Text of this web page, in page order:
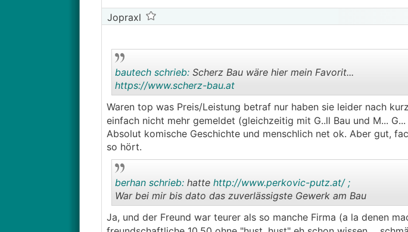
..
Jopraxl
.
bautech schrieb:Scherz Bau wäre hier mein Favorit...
https://www.scherz-bau.at
Waren top was Preis/Leistung betraf nur haben sie leider nach
einfach nicht mehr gemeldet (gleichzeitig mit G..ll Bau und M...
Absolut komische Geschichte und menschlich net ok. Aber gut,
so hört.
..
berhan schrieb:hatte http://www.perkovic-putz.at/ ;
War bei mir bis dato das zuverlässigste Gewerk am Bau
Ja, und der Freund war teurer als so manche Firma (a la denen